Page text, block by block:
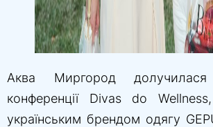
Аква Миргород
конференції Divas do Wellness,
українським брендом одягу